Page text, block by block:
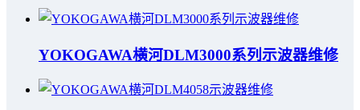
YOKOGAWA横河DLM3000系列示波器维修